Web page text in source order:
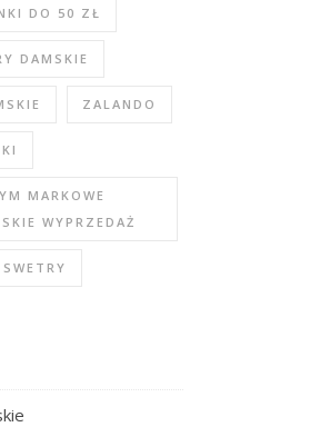
DO 50 ZŁ
DAMSKIE
ZALANDO
MARKOWE
WYPRZEDAŻ